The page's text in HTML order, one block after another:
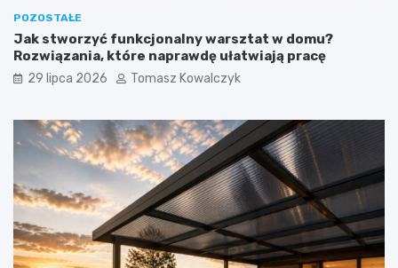
POZOSTAŁE
Jak stworzyć funkcjonalny warsztat w domu?
Rozwiązania, które naprawdę ułatwiają pracę
29 lipca 2026 Tomasz Kowalczyk